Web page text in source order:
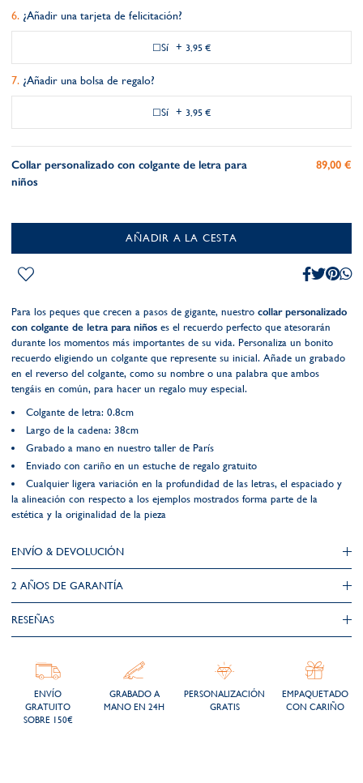
¿Añadir una tarjeta de felicitación?
Sí + 3,95 €
¿Añadir una bolsa de regalo?
Sí + 3,95 €
Collar personalizado con colgante de letra para
niños
89,00 €
AÑADIR A LA CESTA
Para los peques que crecen a pasos de gigante, nuestro collar personalizado
con colgante de letra para niños es el recuerdo perfecto que atesorarán
durante los momentos más importantes de su vida. Personaliza un bonito
recuerdo eligiendo un colgante que represente su inicial. Añade un grabado
en el reverso del colgante, como su nombre o una palabra que ambos
tengáis en común, para hacer un regalo muy especial.
Colgante de letra: 0.8cm
Largo de la cadena: 38cm
Grabado a mano en nuestro taller de París
Enviado con cariño en un estuche de regalo gratuito
Cualquier ligera variación en la profundidad de las letras, el espaciado y
la alineación con respecto a los ejemplos mostrados forma parte de la
estética y la originalidad de la pieza
ENVÍO & DEVOLUCIÓN
2 AÑOS DE GARANTÍA​
RESEÑAS
ENVÍO
GRATUITO
SOBRE 150€
GRABADO A
MANO EN 24H
PERSONALIZACIÓN
GRATIS
EMPAQUETADO
CON CARIÑO